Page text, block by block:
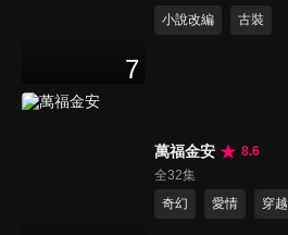
7
小說改編
古裝
萬福金安
8.6
全32集
奇幻
愛情 穿越